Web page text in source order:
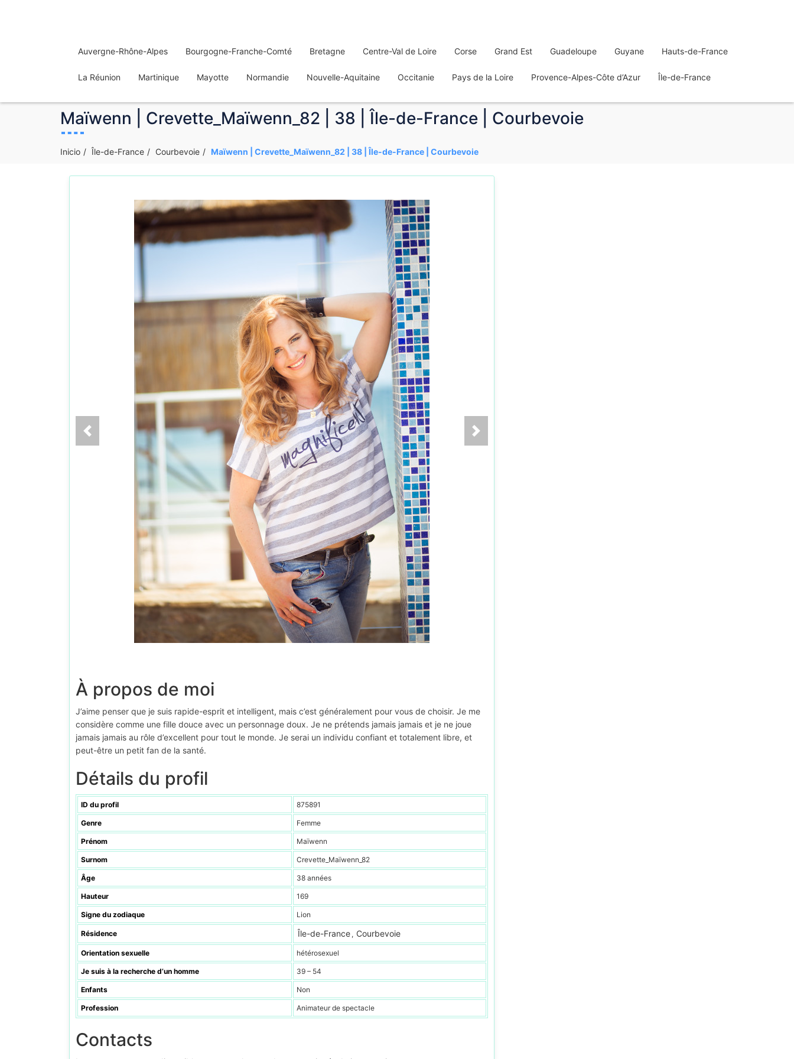
Auvergne-Rhône-Alpes Bourgogne-Franche-Comté Bretagne Centre-Val de Loire Corse Grand Est Guadeloupe Guyane Hauts-de-France
La Réunion Martinique Mayotte Normandie Nouvelle-Aquitaine Occitanie Pays de la Loire Provence-Alpes-Côte d’Azur Île-de-France
Maïwenn | Crevette_Maïwenn_82 | 38 | Île-de-France | Courbevoie
Inicio Île-de-France Courbevoie Maïwenn | Crevette_Maïwenn_82 | 38 | Île-de-France | Courbevoie
À propos de moi
J’aime penser que je suis rapide-esprit et intelligent, mais c’est généralement pour vous de choisir. Je me
considère comme une fille douce avec un personnage doux. Je ne prétends jamais jamais et je ne joue
jamais jamais au rôle d’excellent pour tout le monde. Je serai un individu confiant et totalement libre, et
peut-être un petit fan de la santé.
Détails du profil
ID du profil 875891
Genre Femme
Prénom Maïwenn
Surnom Crevette_Maïwenn_82
Âge 38 années
Hauteur 169
Signe du zodiaque Lion
Résidence Île-de-France , Courbevoie
Orientation sexuelle hétérosexuel
Je suis à la recherche d’un homme 39 – 54
Enfants Non
Profession Animateur de spectacle
Contacts